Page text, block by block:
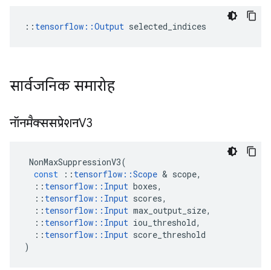
:: tensorflow::Output selected_indices
सार्वजनिक समारोह
नॉनमैक्ससप्रेशनV3
NonMaxSuppressionV3(
const
:: tensorflow ::Scope & scope,
:: tensorflow :: Input boxes,
:: tensorflow :: Input scores,
:: tensorflow :: Input max_output_size,
:: tensorflow :: Input iou_threshold,
:: tensorflow :: Input score_threshold
)